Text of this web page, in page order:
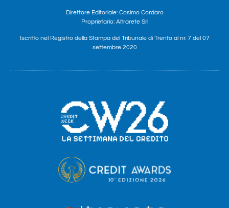
Direttore Editoriale: Cosimo Cordaro
Proprietario: Altrarete Srl
Iscritto nel Registro della Stampa del Tribunale di Trento al nr. 7 del 07
settembre 2020